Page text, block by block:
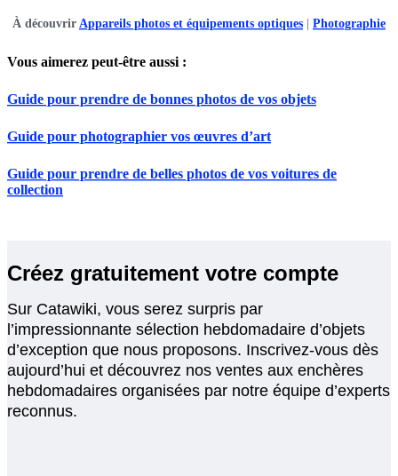
À découvrir Appareils photos et équipements optiques Photographie
Vous aimerez peut-être aussi :
Guide pour prendre de bonnes photos de vos objets
Guide pour photographier vos œuvres d’art
Guide pour prendre de belles photos de vos voitures de
collection
Créez gratuitement votre compte
Sur Catawiki, vous serez surpris par
l’impressionnante sélection hebdomadaire d’objets
d’exception que nous proposons. Inscrivez-vous dès
aujourd’hui et découvrez nos ventes aux enchères
hebdomadaires organisées par notre équipe d’experts
reconnus.